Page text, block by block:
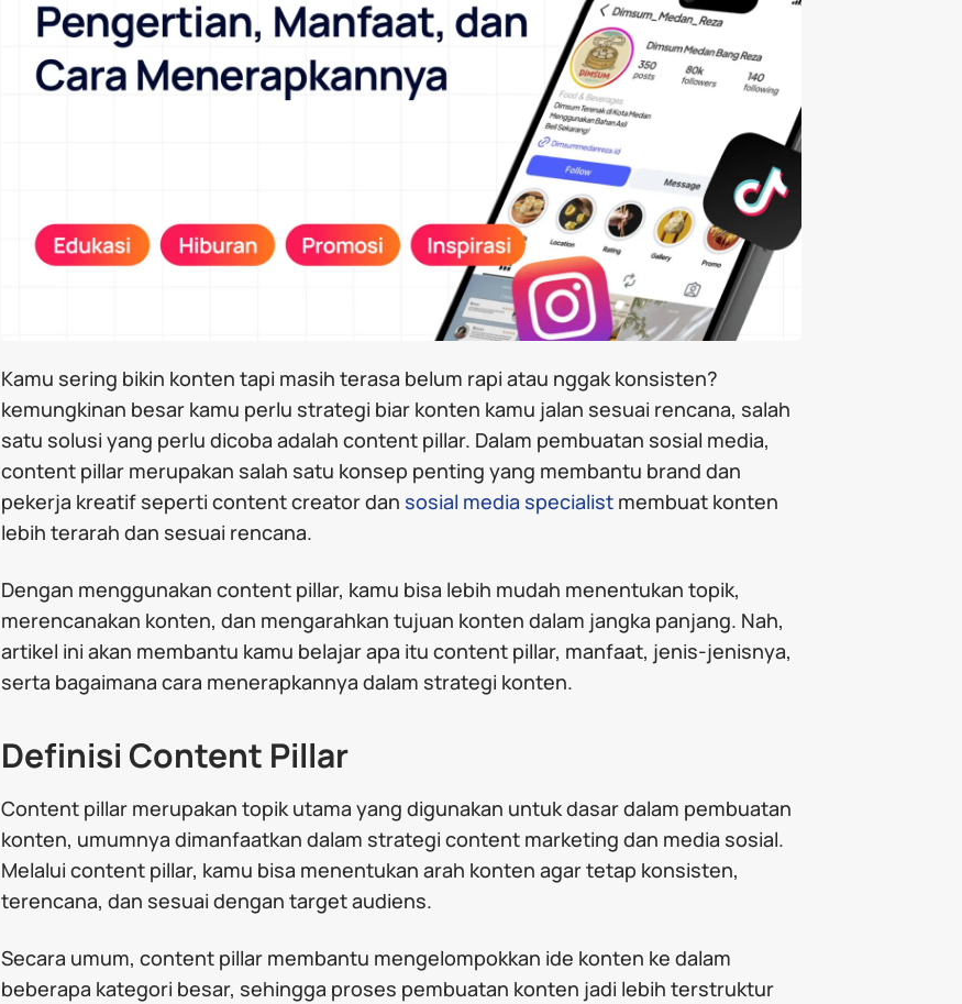
Kamu sering bikin konten tapi masih terasa belum rapi atau nggak konsisten?
kemungkinan besar kamu perlu strategi biar konten kamu jalan sesuai rencana, salah
satu solusi yang perlu dicoba adalah content pillar. Dalam pembuatan sosial media,
content pillar merupakan salah satu konsep penting yang membantu brand dan
pekerja kreatif seperti content creator dan sosial media specialistmembuat konten
lebih terarah dan sesuai rencana.
Dengan menggunakan content pillar, kamu bisa lebih mudah menentukan topik,
merencanakan konten, dan mengarahkan tujuan konten dalam jangka panjang. Nah,
artikel ini akan membantu kamu belajar apa itu content pillar, manfaat, jenis-jenisnya,
serta bagaimana cara menerapkannya dalam strategi konten.
Definisi Content Pillar
Content pillar merupakan topik utama yang digunakan untuk dasar dalam pembuatan
konten, umumnya dimanfaatkan dalam strategi content marketing dan media sosial.
Melalui content pillar, kamu bisa menentukan arah konten agar tetap konsisten,
terencana, dan sesuai dengan target audiens.
Secara umum, content pillar membantu mengelompokkan ide konten ke dalam
beberapa kategori besar, sehingga proses pembuatan konten jadi lebih terstruktur